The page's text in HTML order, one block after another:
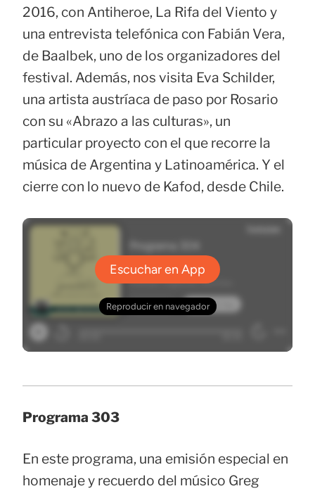
2016, con Antiheroe, La Rifa del Viento y
una entrevista telefónica con Fabián Vera,
de Baalbek, uno de los organizadores del
festival. Además, nos visita Eva Schilder,
una artista austríaca de paso por Rosario
con su «Abrazo a las culturas», un
particular proyecto con el que recorre la
música de Argentina y Latinoamérica. Y el
cierre con lo nuevo de Kafod, desde Chile.
Programa 303
En este programa, una emisión especial en
homenaje y recuerdo del músico Greg